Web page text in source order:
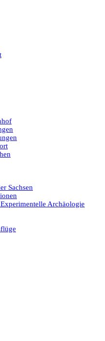
Sachsen
Archäologie